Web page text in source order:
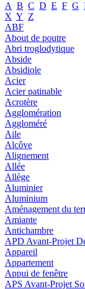
A B C D E F G
X Y Z
ABF
About de poutre
Abri troglodytique
Abside
Absidiole
Acier
Acier patinable
Acrotère
Agglomération
Aggloméré
Aile
Alcôve
Alignement
Allée
Allège
Aluminier
Aluminium
Aménagement du
Amiante
Antichambre
APD Avant-Projet
Appareil
Appartement
Appui de fenêtre
APS Avant-Projet